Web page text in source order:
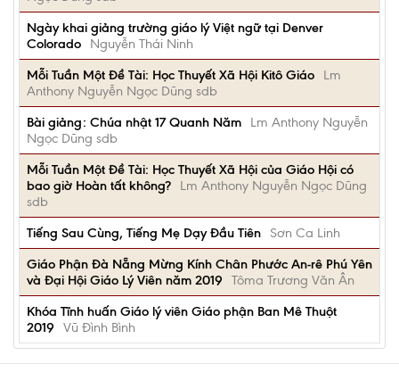
Ngày khai giảng trường giáo lý Việt ngữ tại Denver
Colorado
Nguyễn Thái Ninh
Mỗi Tuần Một Đề Tài: Học Thuyết Xã Hội Kitô Giáo
Lm
Anthony Nguyễn Ngọc Dũng sdb
Bài giảng: Chúa nhật 17 Quanh Năm
Lm Anthony Nguyễn
Ngọc Dũng sdb
Mỗi Tuần Một Đề Tài: Học Thuyết Xã Hội của Giáo Hội có
bao giờ Hoàn tất không?
Lm Anthony Nguyễn Ngọc Dũng
sdb
Tiếng Sau Cùng, Tiếng Mẹ Dạy Đầu Tiên
Sơn Ca Linh
Giáo Phận Đà Nẵng Mừng Kính Chân Phước An-rê Phú Yên
và Đại Hội Giáo Lý Viên năm 2019
Tôma Trương Văn Ân
Khóa Tĩnh huấn Giáo lý viên Giáo phận Ban Mê Thuột
2019
Vũ Đình Bình